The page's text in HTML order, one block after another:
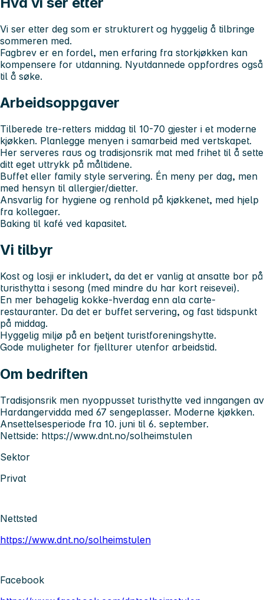
Vi ser etter deg som er strukturert og hyggelig å tilbringe
sommeren med.
Fagbrev er en fordel, men erfaring fra storkjøkken kan
kompensere for utdanning. Nyutdannede oppfordres også
til å søke.
Arbeidsoppgaver
Tilberede tre-retters middag til 10-70 gjester i et moderne
kjøkken. Planlegge menyen i samarbeid med vertskapet.
Her serveres raus og tradisjonsrik mat med frihet til å sette
ditt eget uttrykk på måltidene.
Buffet eller family style servering. Én meny per dag, men
med hensyn til allergier/dietter.
Ansvarlig for hygiene og renhold på kjøkkenet, med hjelp
fra kollegaer.
Baking til kafé ved kapasitet.
Vi tilbyr
Kost og losji er inkludert, da det er vanlig at ansatte bor på
turisthytta i sesong (med mindre du har kort reisevei).
En mer behagelig kokke-hverdag enn ala carte-
restauranter. Da det er buffet servering, og fast tidspunkt
på middag.
Hyggelig miljø på en betjent turistforeningshytte.
Gode muligheter for fjellturer utenfor arbeidstid.
Om bedriften
Tradisjonsrik men nyoppusset turisthytte ved inngangen av
Hardangervidda med 67 sengeplasser. Moderne kjøkken.
Ansettelsesperiode fra 10. juni til 6. september.
Nettside: https://www.dnt.no/solheimstulen
Sektor
Privat
Nettsted
https://www.dnt.no/solheimstulen
Facebook